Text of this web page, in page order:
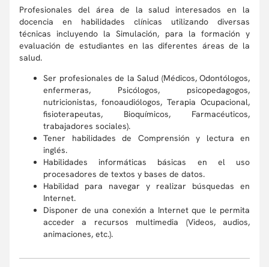
Profesionales del área de la salud interesados en la
docencia en habilidades clínicas utilizando diversas
técnicas incluyendo la Simulación, para la formación y
evaluación de estudiantes en las diferentes áreas de la
salud.
Ser profesionales de la Salud (Médicos, Odontólogos,
enfermeras, Psicólogos, psicopedagogos,
nutricionistas, fonoaudiólogos, Terapia Ocupacional,
fisioterapeutas, Bioquímicos, Farmacéuticos,
trabajadores sociales).
Tener habilidades de Comprensión y lectura en
inglés.
Habilidades informáticas básicas en el uso
procesadores de textos y bases de datos.
Habilidad para navegar y realizar búsquedas en
Internet.
Disponer de una conexión a Internet que le permita
acceder a recursos multimedia (Videos, audios,
animaciones, etc.).